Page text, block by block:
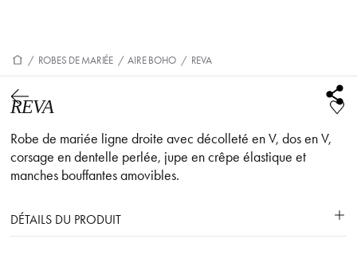
/ ROBES DE MARIÉE / AIRE BOHO / REVA
REVA
Robe de mariée ligne droite avec décolleté en V, dos en V,
corsage en dentelle perlée, jupe en crêpe élastique et
manches bouffantes amovibles.
DÉTAILS DU PRODUIT